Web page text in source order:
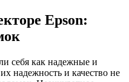
Epson:
себя как надежные и
надежность и качество не